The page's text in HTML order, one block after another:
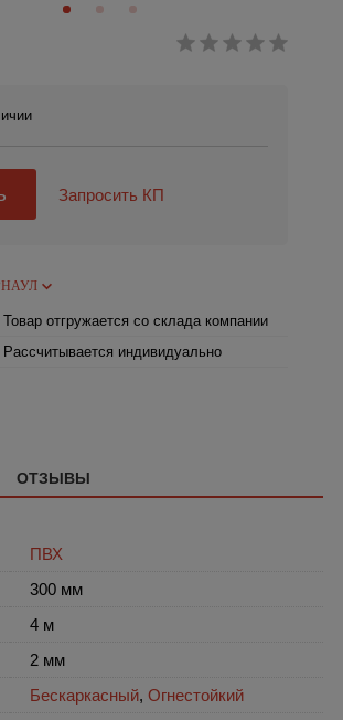
Запросить КП
Товар отгружается со склада компании
Рассчитывается индивидуально
ОТЗЫВЫ
ПВХ
300 мм
4 м
2 мм
Бескаркасный, Огнестойкий